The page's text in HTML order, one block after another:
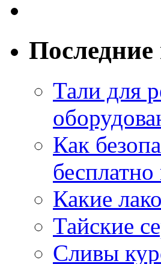
Последние
Тали для
Как
Какие
Тайские
Сливы